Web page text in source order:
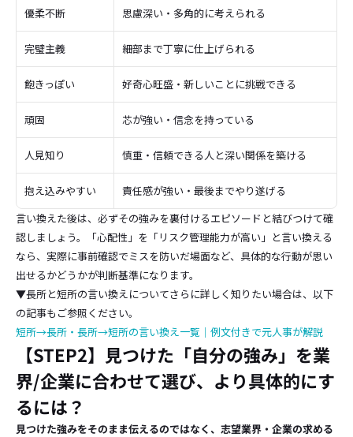
優柔不断 思慮深い・多角的に考えられる
完璧主義 細部まで丁寧に仕上げられる
飽きっぽい 好奇心旺盛・新しいことに挑戦できる
頑固 芯が強い・信念を持っている
人見知り 慎重・信頼できる人と深い関係を築ける
抱え込みやすい
責任感が強い・最後までやり遂げる
言い換えた後は、必ずその強みを裏付けるエピソードと結びつけて確
認しましょう。「心配性」を「リスク管理能力が高い」と言い換える
なら、実際に事前確認でミスを防いだ場面など、具体的な行動が思い
出せるかどうかが判断基準になります。
▼長所と短所の言い換えについてさらに詳しく知りたい場合は、以下
の記事もご参照ください。
短所→長所・長所→短所の言い換え一覧｜例文付きで元人事が解説
【STEP2】見つけた「自分の強み」を業
界/企業に合わせて選び、より具体的にす
るには？
見つけた強みをそのまま伝えるのではなく、志望業界・企業の求める